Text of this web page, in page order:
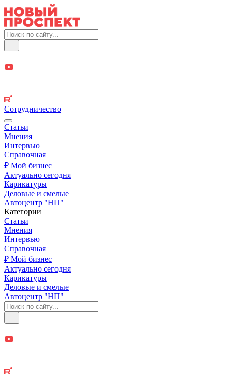
Сотрудничество
Статьи
Мнения
Интервью
Справочная
₽ Мой бизнес
Актуально сегодня
Карикатуры
Деловые и смелые
Автоцентр "НП"
Категории
Статьи
Мнения
Интервью
Справочная
₽ Мой бизнес
Актуально сегодня
Карикатуры
Деловые и смелые
Автоцентр "НП"